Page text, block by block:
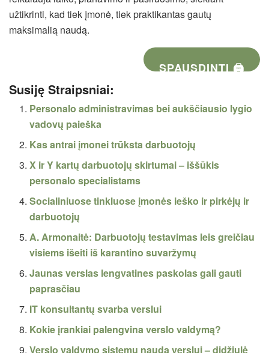
užtikrinti, kad tiek įmonė, tiek praktikantas gautų
maksimalią naudą.
SPAUSDINTI 🖨
Susiję Straipsniai:
Personalo administravimas bei aukščiausio lygio
vadovų paieška
Kas antrai įmonei trūksta darbuotojų
X ir Y kartų darbuotojų skirtumai – iššūkis
personalo specialistams
Socialiniuose tinkluose įmonės ieško ir pirkėjų ir
darbuotojų
A. Armonaitė: Darbuotojų testavimas leis greičiau
visiems išeiti iš karantino suvaržymų
Jaunas verslas lengvatines paskolas gali gauti
paprasčiau
IT konsultantų svarba verslui
Kokie įrankiai palengvina verslo valdymą?
Verslo valdymo sistemų nauda verslui – didžiulė